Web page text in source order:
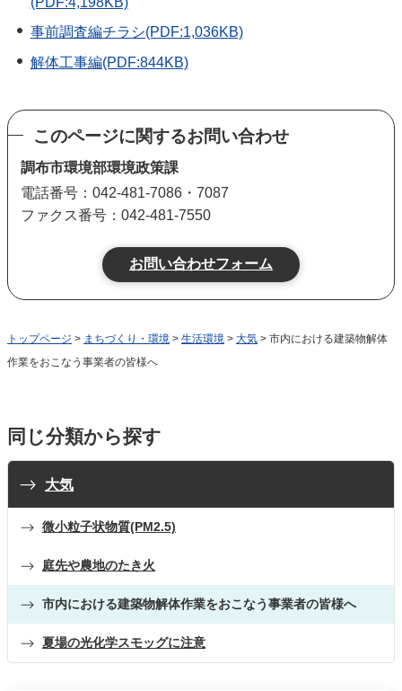
事前調査編チラシ(PDF:1,036KB)
解体工事編(PDF:844KB)
このページに関するお問い合わせ
調布市環境部環境政策課
電話番号：042-481-7086・7087
ファクス番号：042-481-7550
トップページ > まちづくり・環境 > 生活環境 > 大気 > 市内における建築物解体
作業をおこなう事業者の皆様へ
同じ分類から探す
大気
微小粒子状物質(PM2.5)
庭先や農地のたき火
市内における建築物解体作業をおこなう事業者の皆様へ
夏場の光化学スモッグに注意